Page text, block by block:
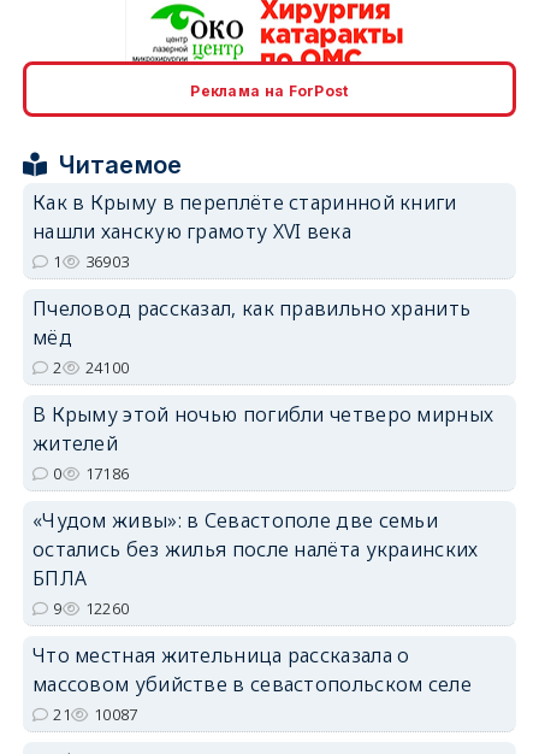
Реклама на ForPost
Читаемое
Как в Крыму в переплёте старинной книги
нашли ханскую грамоту XVI века
1 36903
Пчеловод рассказал, как правильно хранить
мёд
2 24100
В Крыму этой ночью погибли четверо мирных
жителей
0 17186
«Чудом живы»: в Севастополе две семьи
остались без жилья после налёта украинских
БПЛА
9 12260
Что местная жительница рассказала о
массовом убийстве в севастопольском селе
21 10087